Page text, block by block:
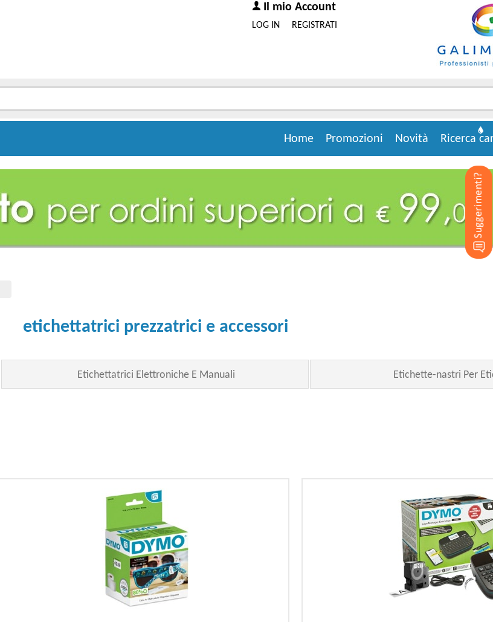
Il mio Account
REGISTRATI
LOG IN
Ricerca
Novità
Promozioni
Home
etichettatrici prezzatrici e accessori
Etichettatrici Elettroniche E Manuali Etichette-nastri Per